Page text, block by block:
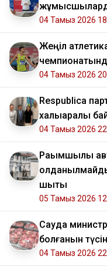
04 Тамыз 2026
Жеңіл
04 Тамыз 2026
Respublica
халықаралық
04 Тамыз 2026
Рақымшылық
шықты
05 Тамыз 2026
Сауда
болғанын
04 Тамыз 2026